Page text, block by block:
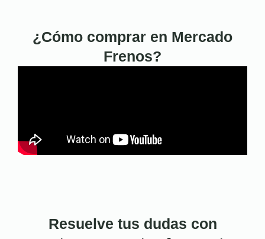
¿Cómo comprar en Mercado
Frenos?
Resuelve tus dudas con